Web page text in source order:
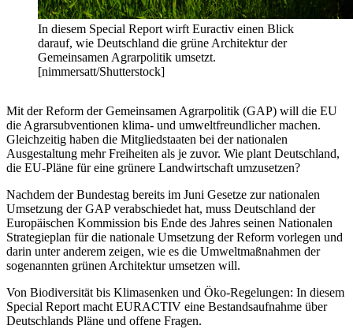
In diesem Special Report wirft Euractiv einen Blick
darauf, wie Deutschland die grüne Architektur der
Gemeinsamen Agrarpolitik umsetzt.
[nimmersatt/Shutterstock]
Mit der Reform der Gemeinsamen Agrarpolitik (GAP) will die EU
die Agrarsubventionen klima- und umweltfreundlicher machen.
Gleichzeitig haben die Mitgliedstaaten bei der nationalen
Ausgestaltung mehr Freiheiten als je zuvor. Wie plant Deutschland,
die EU-Pläne für eine grünere Landwirtschaft umzusetzen?
Nachdem der Bundestag bereits im Juni Gesetze zur nationalen
Umsetzung der GAP verabschiedet hat, muss Deutschland der
Europäischen Kommission bis Ende des Jahres seinen Nationalen
Strategieplan für die nationale Umsetzung der Reform vorlegen und
darin unter anderem zeigen, wie es die Umweltmaßnahmen der
sogenannten grünen Architektur umsetzen will.
Von Biodiversität bis Klimasenken und Öko-Regelungen: In diesem
Special Report macht EURACTIV eine Bestandsaufnahme über
Deutschlands Pläne und offene Fragen.